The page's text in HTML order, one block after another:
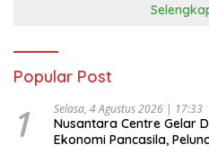
Popular Post
1 Selasa, 4 Agustus 2026 | 17:33
Nusantara Centre Gelar
Ekonomi Pancasila,